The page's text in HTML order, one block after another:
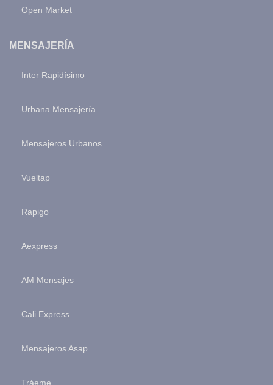
Open Market
MENSAJERÍA
Inter Rapidísimo
Urbana Mensajería
Mensajeros Urbanos
Vueltap
Rapigo
Aexpress
AM Mensajes
Cali Express
Mensajeros Asap
Tráeme